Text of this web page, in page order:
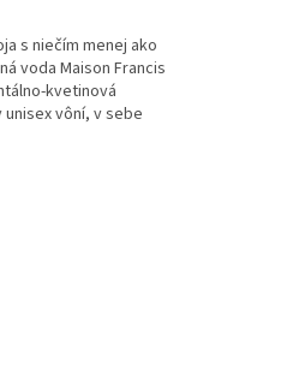
s niečím menej ako
voda Maison Francis
kvetinová
vôní, v sebe